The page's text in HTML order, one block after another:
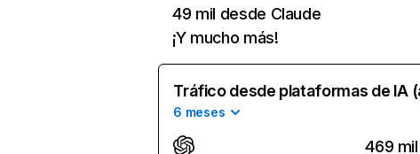
49 mil desde Claude
¡Y mucho más!
Tráfico desde plataformas de IA
6 meses
469 mil